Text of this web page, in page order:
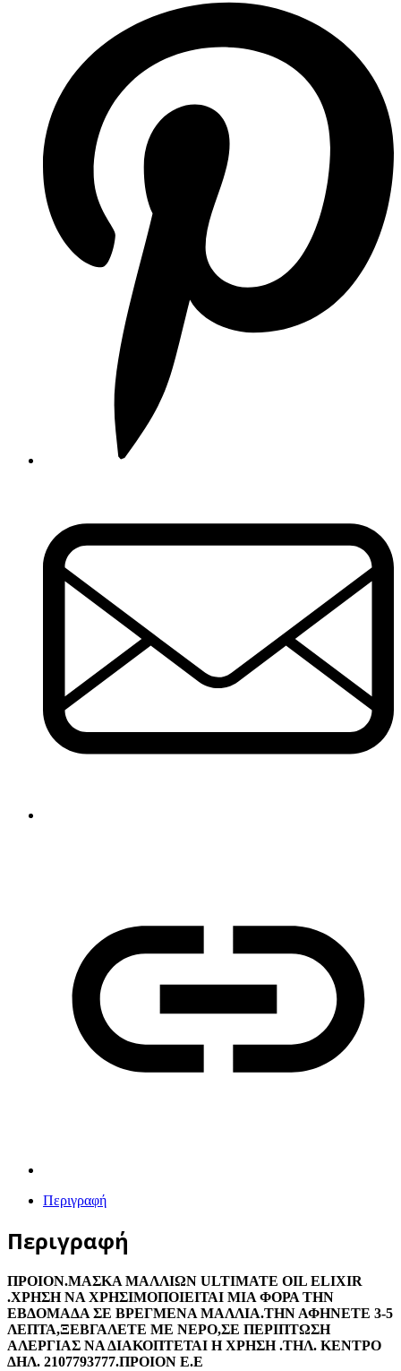
Περιγραφή
Περιγραφή
ΠΡΟΙΟΝ.ΜΑΣΚΑ ΜΑΛΛΙΩΝ ULTIMATE OIL ELIXIR
.ΧΡΗΣΗ ΝΑ ΧΡΗΣΙΜΟΠΟΙΕΙΤΑΙ ΜΙΑ ΦΟΡΑ ΤΗΝ
ΕΒΔΟΜΑΔΑ ΣΕ ΒΡΕΓΜΕΝΑ ΜΑΛΛΙΑ.ΤΗΝ ΑΦΗΝΕΤΕ 3-5
ΛΕΠΤΑ,ΞΕΒΓΑΛΕΤΕ ΜΕ ΝΕΡΟ,ΣΕ ΠΕΡΙΠΤΩΣΗ
ΑΛΕΡΓΙΑΣ ΝΑ ΔΙΑΚΟΠΤΕΤΑΙ Η ΧΡΗΣΗ .ΤΗΛ. ΚΕΝΤΡΟ
ΔΗΛ. 2107793777.ΠΡΟΙΟΝ Ε.Ε